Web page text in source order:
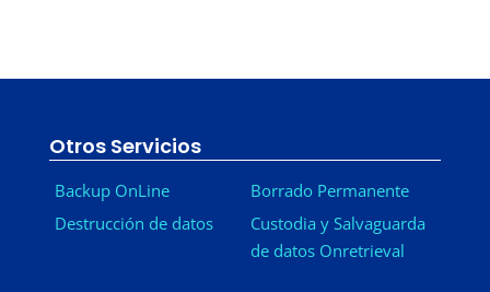
Otros Servicios
Backup OnLine
Destrucción de datos
Borrado Permanente
Custodia y Salvaguarda
de datos Onretrieval